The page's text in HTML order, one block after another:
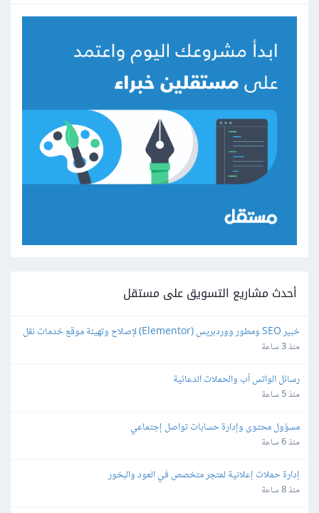
أحدث مشاريع التسويق على مستقل
عفش محلي
منذ 3 ساعة
رسائل الواتس آب والحملات الدعائية
منذ 5 ساعة
مسؤول محتوى وإدارة حسابات تواصل إجتماعي
منذ 6 ساعة
إدارة حملات إعلانية لمتجر متخصص في العود والبخور
منذ 8 ساعة